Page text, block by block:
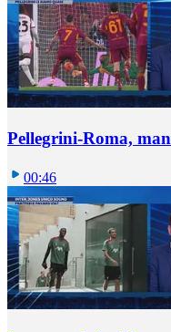
Pellegrini-Roma,
00:46